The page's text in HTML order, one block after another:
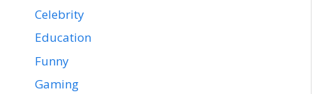
Celebrity
Education
Funny
Gaming